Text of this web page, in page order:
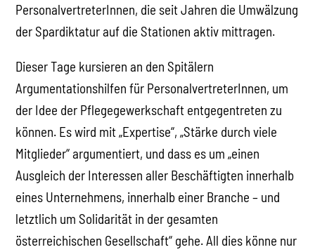
PersonalvertreterInnen, die seit Jahren die Umwälzung
der Spardiktatur auf die Stationen aktiv mittragen.
Dieser Tage kursieren an den Spitälern
Argumentationshilfen für PersonalvertreterInnen, um
der Idee der Pflegegewerkschaft entgegentreten zu
können. Es wird mit „Expertise“, „Stärke durch viele
Mitglieder“ argumentiert, und dass es um „einen
Ausgleich der Interessen aller Beschäftigten innerhalb
eines Unternehmens, innerhalb einer Branche – und
letztlich um Solidarität in der gesamten
österreichischen Gesellschaft“ gehe. All dies könne nur